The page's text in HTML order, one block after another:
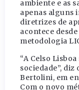
ambiente e as
apenas alguns
diretrizes de
acontece
metodologia
“A Celso
sociedade”, diz
Bertolini, em
Com o novo